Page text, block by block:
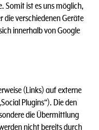
Somit ist es uns möglich,
die verschiedenen Geräte
innerhalb von Google
(Links) auf externe
Plugins“). Die den
die Übermittlung
nicht bereits durch